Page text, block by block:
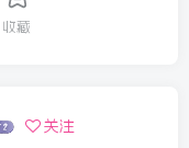
收藏
关注